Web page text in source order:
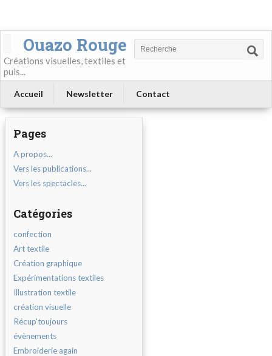
Ouazo Rouge
Créations visuelles, textiles et
puis...
Accueil Newsletter Contact
Pages
A propos...
Vers les publications...
Vers les spectacles...
Catégories
confection
Art textile
Création graphique
Expérimentations textiles
Illustration textile
création visuelle
Récup'toujours
évènements
Embroiderie again